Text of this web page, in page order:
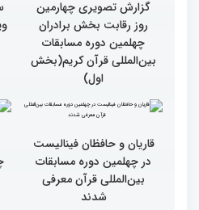
روز رقابت بخش برادران
چهلمین دوره مسابقات
بین‌المللی قرآن کریم(بخش
اول)